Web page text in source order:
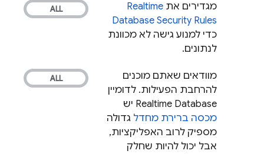
מגדירים את Realtime
Database Security Rules
כדי למנוע גישה לא מכוונת
לנתונים.
מוודאים שאתם מוכנים
להרחבת הפעילות. לדומיין
Realtime Database יש
מכסה ברירת מחדל גדולה
מספיק לרוב האפליקציות,
אבל יכול להיות שחלק